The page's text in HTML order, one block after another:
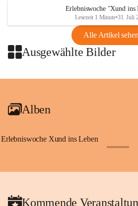
Erlebniswoche "Xund ins
Lesezeit 1 Minute•31. Juli
Alle Artikel sehen
Ausgewählte Bilder
Alben
Erlebniswoche Xund ins Leben
Kommende